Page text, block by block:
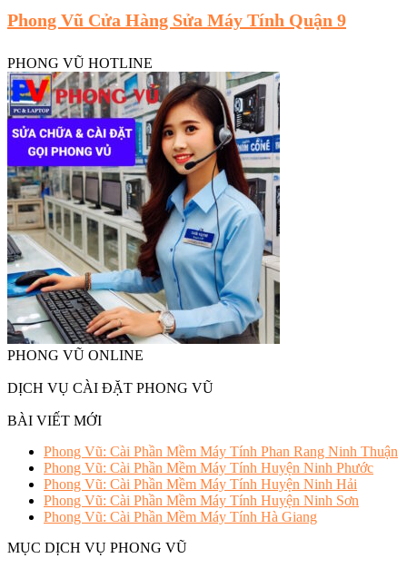
Phong Vũ Cửa Hàng Sửa Máy Tính Quận 9
PHONG VŨ HOTLINE
PHONG VŨ ONLINE
DỊCH VỤ CÀI ĐẶT PHONG VŨ
BÀI VIẾT MỚI
Phong Vũ: Cài Phần Mềm Máy Tính Phan Rang Ninh Thuận
Phong Vũ: Cài Phần Mềm Máy Tính Huyện Ninh Phước
Phong Vũ: Cài Phần Mềm Máy Tính Huyện Ninh Hải
Phong Vũ: Cài Phần Mềm Máy Tính Huyện Ninh Sơn
Phong Vũ: Cài Phần Mềm Máy Tính Hà Giang
MỤC DỊCH VỤ PHONG VŨ